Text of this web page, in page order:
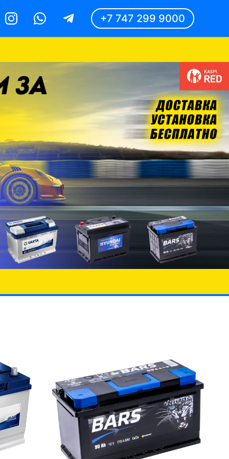
InstagramWhatsappTelegram +7 747 299 9000